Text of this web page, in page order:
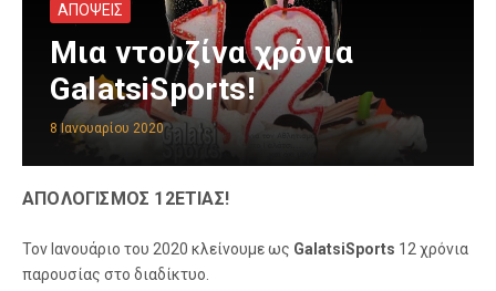
ΑΠΟΨΕΙΣ
Μια ντουζίνα χρόνια
GalatsiSports!
8 Ιανουαρίου 2020
ΑΠΟΛΟΓΙΣΜΟΣ 12ΕΤΙΑΣ!
Τον Ιανουάριο του 2020 κλείνουμε ως GalatsiSports 12 χρόνια
παρουσίας στο διαδίκτυο.